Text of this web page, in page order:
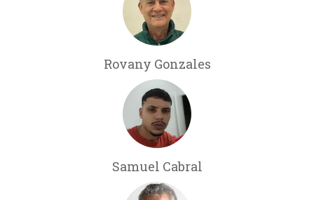
Rovany Gonzales
Samuel Cabral